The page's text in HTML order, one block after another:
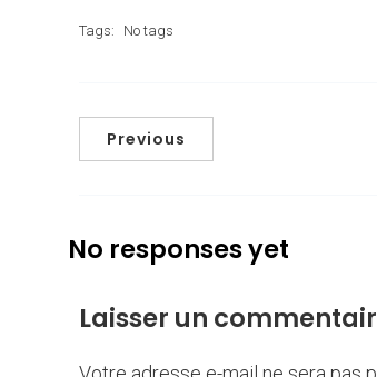
Tags: No tags
Previous
No responses yet
Laisser un